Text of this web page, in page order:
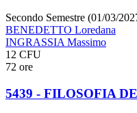
Secondo Semestre (01/03/
BENEDETTO Loredana
INGRASSIA Massimo
12 CFU
72 ore
5439 - FILOSOFIA